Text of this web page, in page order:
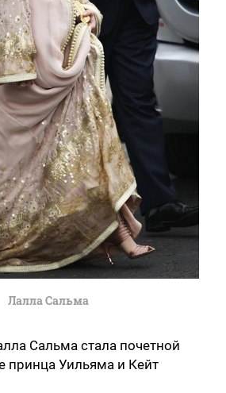
Лалла Сальма
Сальма стала почетной
принца Уильяма и Кейт